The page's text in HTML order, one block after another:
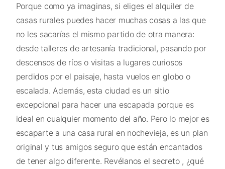
Porque como ya imaginas, si eliges el alquiler de
casas rurales puedes hacer muchas cosas a las que
no les sacarías el mismo partido de otra manera:
desde talleres de artesanía tradicional, pasando por
descensos de ríos o visitas a lugares curiosos
perdidos por el paisaje, hasta vuelos en globo o
escalada. Además, esta ciudad es un sitio
excepcional para hacer una escapada porque es
ideal en cualquier momento del año. Pero lo mejor es
escaparte a una casa rural en nochevieja, es un plan
original y tus amigos seguro que están encantados
de tener algo diferente. Revélanos el secreto , ¿qué